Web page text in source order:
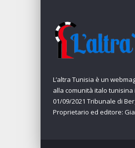
L’altra Tunisia è un
alla comunità italo tunisina
01/09/2021 Tribunale di
Proprietario ed editore: